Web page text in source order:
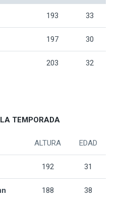
193 33
197 30
203 32
TEMPORADA
ALTURA EDAD
192 31
188 38